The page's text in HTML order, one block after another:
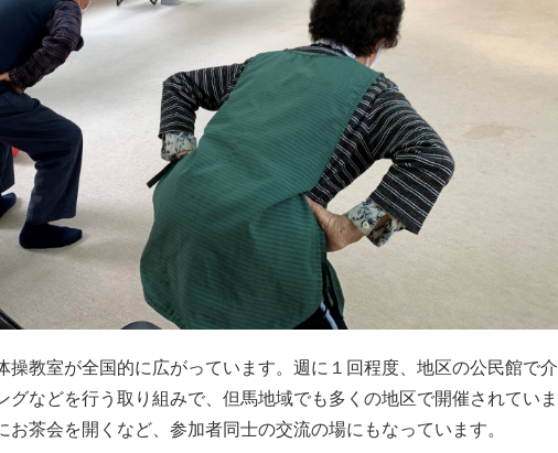
教室が全国的に広がっています。週に１回程度、地区の公民館で介
などを行う取り組みで、但馬地域でも多くの地区で開催されていま
茶会を開くなど、参加者同士の交流の場にもなっています。